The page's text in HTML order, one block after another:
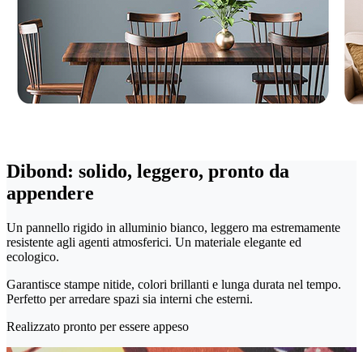
Dibond: solido, leggero, pronto da
appendere
Un pannello rigido in alluminio bianco, leggero ma estremamente
resistente agli agenti atmosferici. Un materiale elegante ed
ecologico.
Garantisce stampe nitide, colori brillanti e lunga durata nel tempo.
Perfetto per arredare spazi sia interni che esterni.
Realizzato pronto per essere appeso